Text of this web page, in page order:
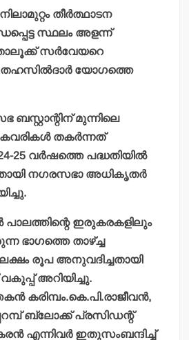
തീര്‍ത്ഥാടന
സ്ഥലം അളന്ന്
താലൂക്ക് സര്‍വേയറെ
തഹസില്‍ദാര്‍ യോഗത്തെ
ബസ്റ്റാന്റിന് മുന്നിലെ
തകര്‍ന്നത്
25 വര്‍ഷത്തെ പദ്ധതിയില്‍
നഗരസഭാ അധികൃതര്‍
പാലത്തിന്റെ ഇരുകരകളിലും
ഭാഗത്തെ താഴ്ച്ച
ലക്ഷം രൂപ അനുവദിച്ചതായി
അറിയിച്ചു.
കരിമ്പം.കെ.പി.രാജീവന്‍,
ബ്ലോക്ക് പ്രസിഡന്റ്
എന്നിവര്‍ ഇതുസംബന്ദിച്ച്